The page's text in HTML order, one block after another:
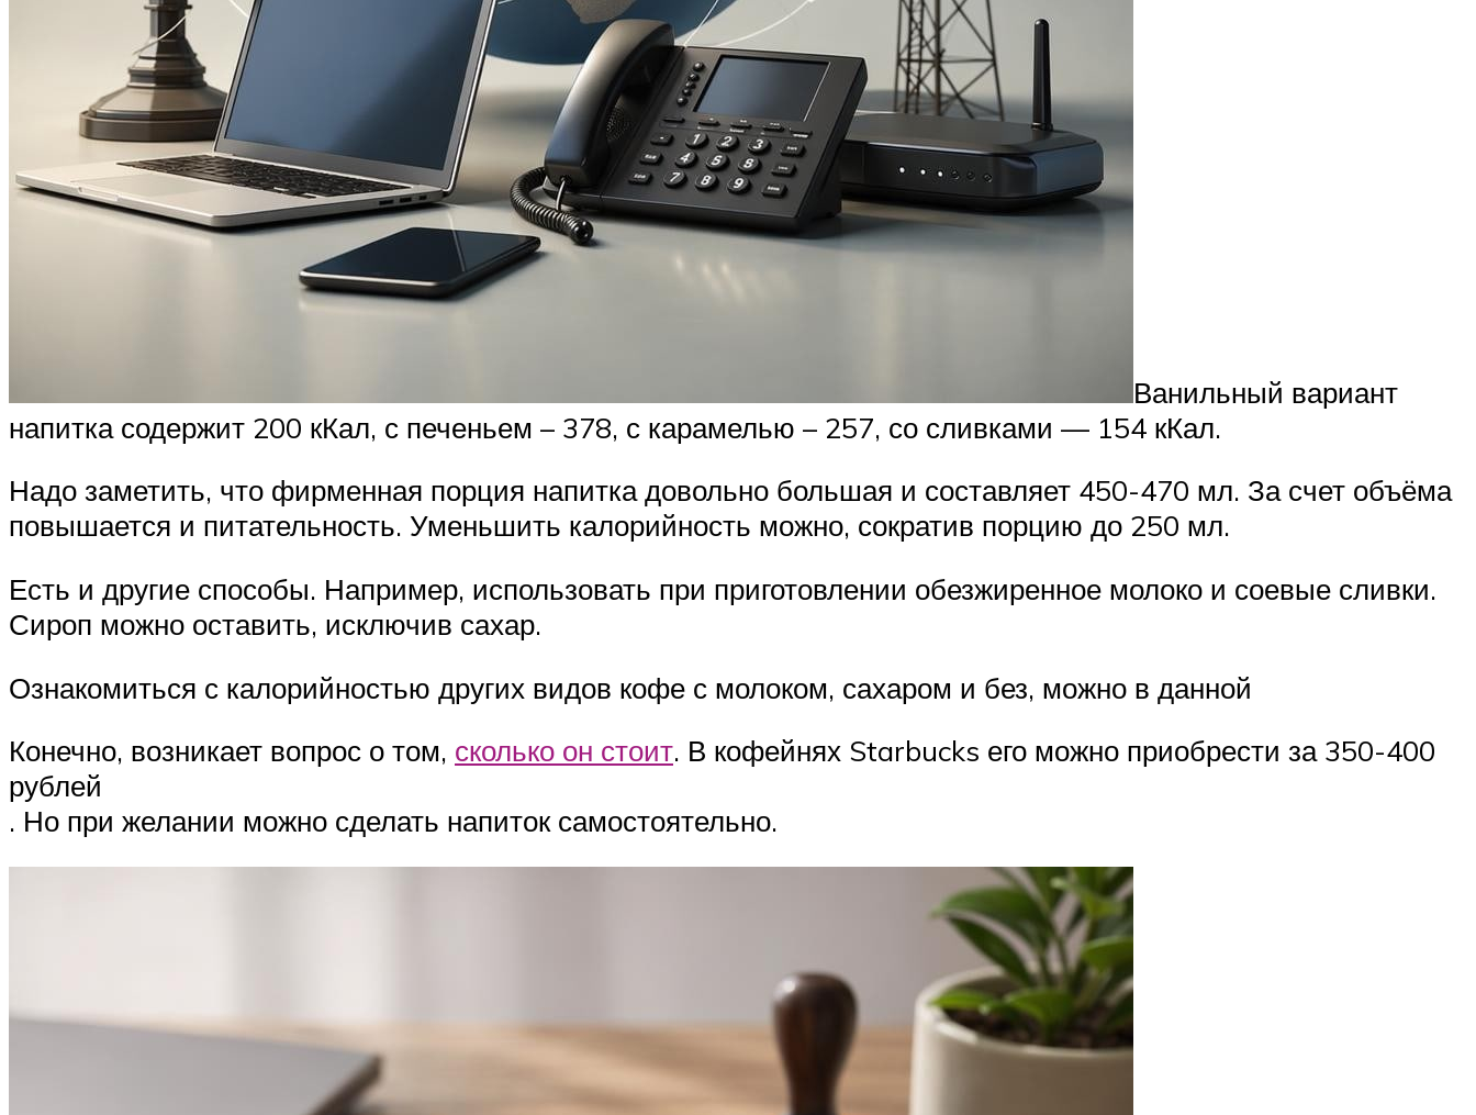
Ванильный вариант
напитка содержит 200 кКал, с печеньем – 378, с карамелью – 257, со сливками — 154 кКал.
Надо заметить, что фирменная порция напитка довольно большая и составляет 450-470 мл. За счет объёма
повышается и питательность. Уменьшить калорийность можно, сократив порцию до 250 мл.
Есть и другие способы. Например, использовать при приготовлении обезжиренное молоко и соевые сливки.
Сироп можно оставить, исключив сахар.
Ознакомиться с калорийностью других видов кофе с молоком, сахаром и без, можно в данной
Конечно, возникает вопрос о том, сколько он стоит. В кофейнях Starbucks его можно приобрести за 350-400
рублей
. Но при желании можно сделать напиток самостоятельно.